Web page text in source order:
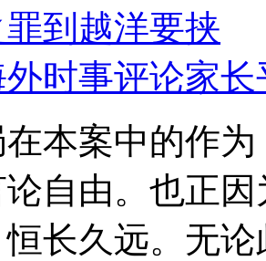
到越洋要挟
时事评论家长
本案中的作
自由。也正
长久远。无